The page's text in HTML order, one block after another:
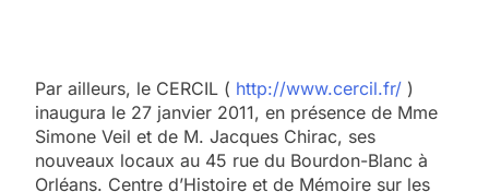
Par ailleurs, le CERCIL ( http://www.cercil.fr/ )
inaugura le 27 janvier 2011, en présence de Mme
Simone Veil et de M. Jacques Chirac, ses
nouveaux locaux au 45 rue du Bourdon-Blanc à
Orléans. Centre d’Histoire et de Mémoire sur les